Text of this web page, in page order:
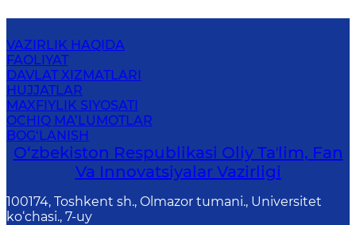
VAZIRLIK HAQIDA
FAOLIYAT
DAVLAT XIZMATLARI
HUJJATLAR
MAXFIYLIK SIYOSATI
OCHIQ MA’LUMOTLAR
BOG‘LANISH
O‘zbekiston Respublikasi Oliy Taʼlim, Fan
Va Innovatsiyalar Vazirligi
100174, Toshkent sh., Olmazor tumani., Universitet
ko‘chasi., 7-uy